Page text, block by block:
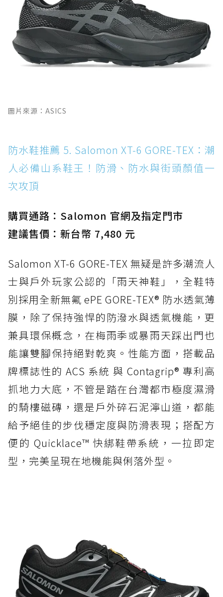
圖片來源：ASICS
防水鞋推薦 5. Salomon XT-6 GORE-TEX：潮
人必備山系鞋王！防滑、防水與街頭顏值一
次攻頂
購買通路：Salomon 官網及指定門市
建議售價：新台幣 7,480 元
Salomon XT-6 GORE-TEX 無疑是許多潮流人
士與戶外玩家公認的「雨天神鞋」，全鞋特
別採用全新無氟 ePE GORE-TEX® 防水透氣薄
膜，除了保持強悍的防潑水與透氣機能，更
兼具環保概念，在梅雨季或暴雨天踩出門也
能讓雙腳保持絕對乾爽。性能方面，搭載品
牌標誌性的 ACS 系統 與 Contagrip® 專利高
抓地力大底，不管是踏在台灣都市極度濕滑
的騎樓磁磚，還是戶外碎石泥濘山道，都能
給予絕佳的步伐穩定度與防滑表現；搭配方
便的 Quicklace™ 快綁鞋帶系統，一拉即定
型，完美呈現在地機能與俐落外型。